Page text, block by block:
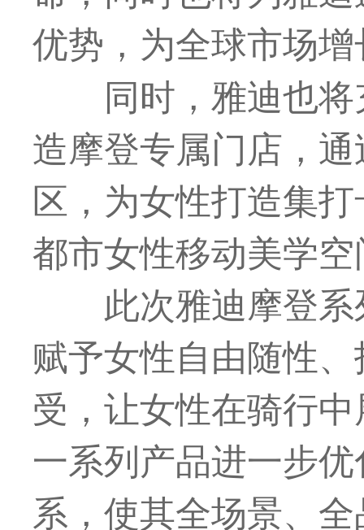
优势，为全球市场
同时，雅迪也
造摩登专属门店，
区，为女性打造集
都市女性移动美学
此次雅迪摩登
赋予女性自由随性
受，让女性在骑行
一系列产品进一步
系，使其全场景、